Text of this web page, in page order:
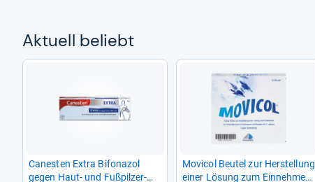
Aktu­ell beliebt
Canes­ten Extra Bifona­zol
gegen Haut-​ und Fuß­pil­zer­
Movi­col Beu­tel zur Her­stel­lung
einer Lösung zum Ein­neh­men